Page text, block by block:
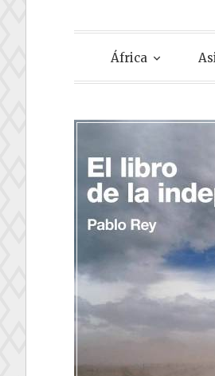
África